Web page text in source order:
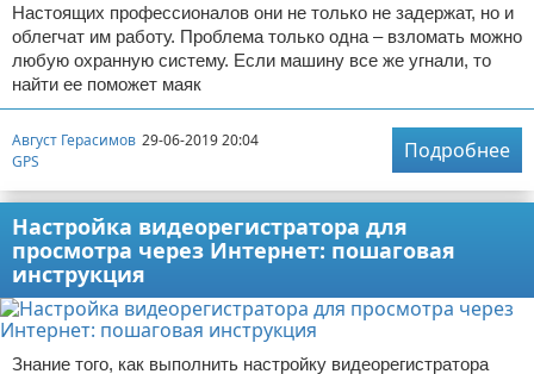
Настоящих профессионалов они не только не задержат, но и
облегчат им работу. Проблема только одна – взломать можно
любую охранную систему. Если машину все же угнали, то
найти ее поможет маяк
Август Герасимов 29-06-2019 20:04
GPS
Подробнее
Настройка видеорегистратора для
просмотра через Интернет: пошаговая
инструкция
Знание того, как выполнить настройку видеорегистратора